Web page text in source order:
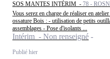
SOS MANTES INTÉRIM - 78 -
Vous serez en charge de réaliser en
ossature Bois : - utilisation de petits
assemblages - Pose d'isolants ...
Intérim - Non renseigné
Publié hier